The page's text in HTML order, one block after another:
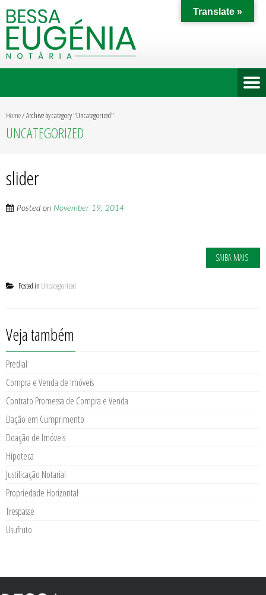
Home/Archive by category "Uncategorized"
UNCATEGORIZED
slider
Posted on November 19, 2014
SAIBA MAIS
Posted in Uncategorized
Veja também
Predial
Compra e Venda de Imóveis
Contrato Promessa de Compra e Venda
Dação em Cumprimento
Doação de Imóveis
Hipoteca
Justificação Notarial
Propriedade Horizontal
Trespasse
Usufruto
Translate »